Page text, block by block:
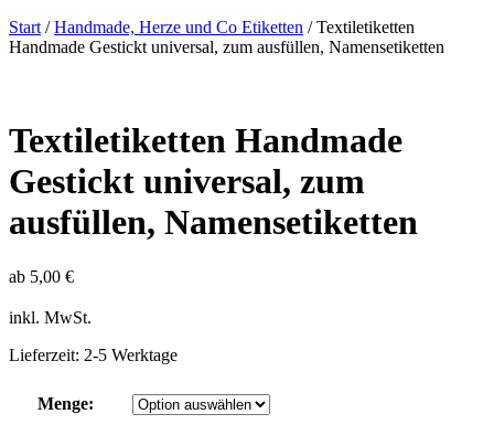
Start /Handmade, Herze und Co Etiketten / Textiletiketten
Handmade Gestickt universal, zum ausfüllen, Namensetiketten
Textiletiketten Handmade
Gestickt universal, zum
ausfüllen, Namensetiketten
ab 5,00 €
inkl. MwSt.
Lieferzeit: 2-5 Werktage
Menge: